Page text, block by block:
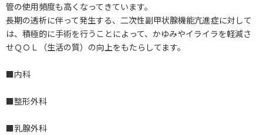
管の使用頻度も高くなってきています。
長期の透析に伴って発生する、二次性副甲状腺機能亢進症に対して
は、積極的に手術を行うことによって、かゆみやイライラを軽減さ
せＱＯＬ（生活の質）の向上をもたらしてます。
■内科
■整形外科
■乳腺外科